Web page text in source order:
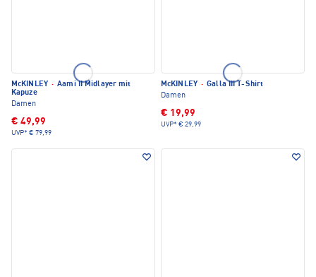
McKINLEY · Aami II Midlayer mit
Kapuze
Damen
€ 49,99
UVP* € 79,99
McKINLEY · Galla III T-Shirt
Damen
€ 19,99
UVP* € 29,99